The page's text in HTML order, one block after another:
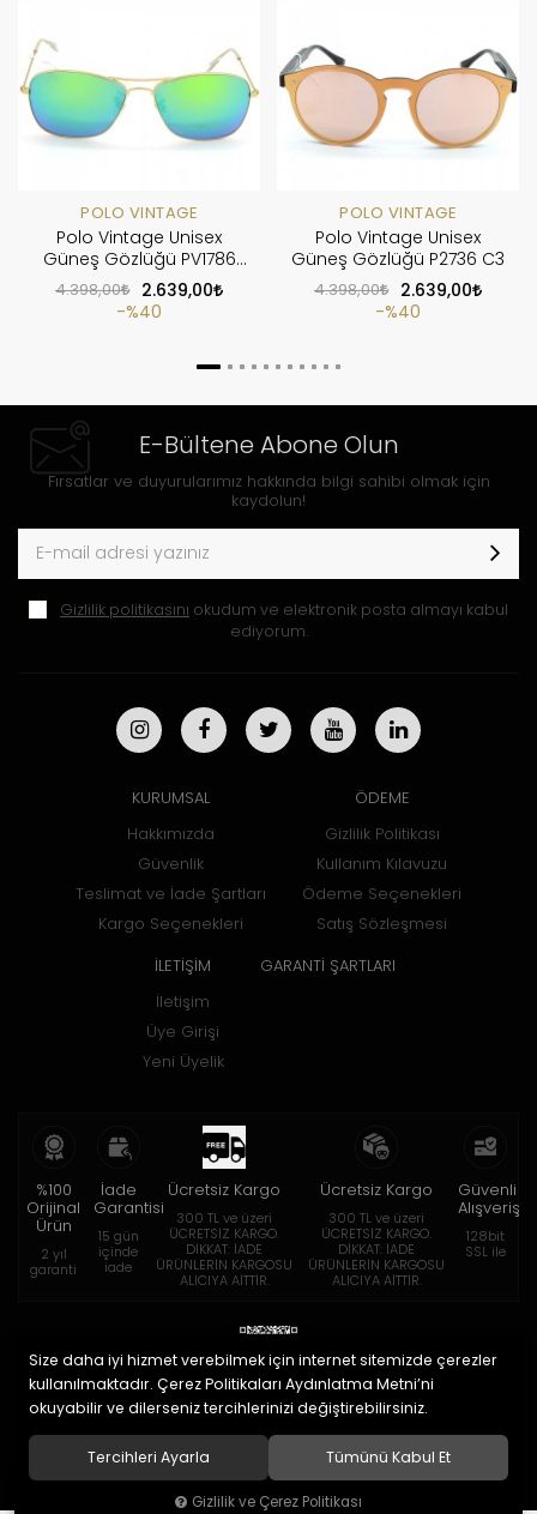
POLO VINTAGE
Polo Vintage Unisex
Güneş Gözlüğü PV1786
C6
4.398,00
2.639,00
%40
POLO VINTAGE
Polo Vintage Unisex
Güneş Gözlüğü P2736 C3
4.398,00
2.639,00
%40
E-Bültene Abone Olun
Fırsatlar ve duyurularımız hakkında bilgi sahibi olmak için
kaydolun!
Gizlilik politikasını okudum ve elektronik posta almayı kabul
ediyorum.
KURUMSAL
Hakkımızda
Güvenlik
Teslimat ve İade Şartları
Kargo Seçenekleri
ÖDEME
Gizlilik Politikası
Kullanım Kılavuzu
Ödeme Seçenekleri
Satış Sözleşmesi
İLETİŞİM
İletişim
Üye Girişi
Yeni Üyelik
GARANTİ ŞARTLARI
%100
Orijinal
Ürün
2 yıl
garanti
İade
Garantisi
15 gün
içinde
iade
Ücretsiz Kargo
300 TL ve üzeri
ÜCRETSİZ KARGO.
DİKKAT: İADE
ÜRÜNLERİN KARGOSU
ALICIYA AİTTİR.
Ücretsiz Kargo
300 TL ve üzeri
ÜCRETSİZ KARGO.
DİKKAT: İADE
ÜRÜNLERİN KARGOSU
ALICIYA AİTTİR.
Güvenli
Alışveriş
128bit
SSL ile
Size daha iyi hizmet verebilmek için internet sitemizde çerezler
kullanılmaktadır. Çerez Politikaları Aydınlatma Metni’ni
okuyabilir ve dilerseniz tercihlerinizi değiştirebilirsiniz.
Tercihleri Ayarla Tümünü Kabul Et
Gizlilik ve Çerez Politikası